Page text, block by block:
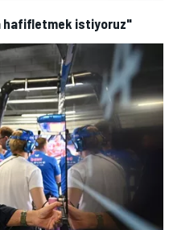
hafifletmek istiyoruz"